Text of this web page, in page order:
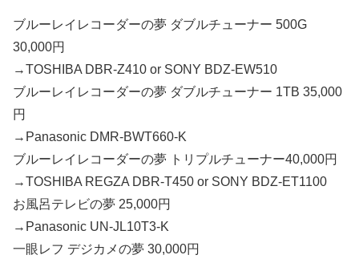
ブルーレイレコーダーの夢 ダブルチューナー 500G
30,000円
→TOSHIBA DBR-Z410 or SONY BDZ-EW510
ブルーレイレコーダーの夢 ダブルチューナー 1TB 35,000
円
→Panasonic DMR-BWT660-K
ブルーレイレコーダーの夢 トリプルチューナー40,000円
→TOSHIBA REGZA DBR-T450 or SONY BDZ-ET1100
お風呂テレビの夢 25,000円
→Panasonic UN-JL10T3-K
一眼レフ デジカメの夢 30,000円